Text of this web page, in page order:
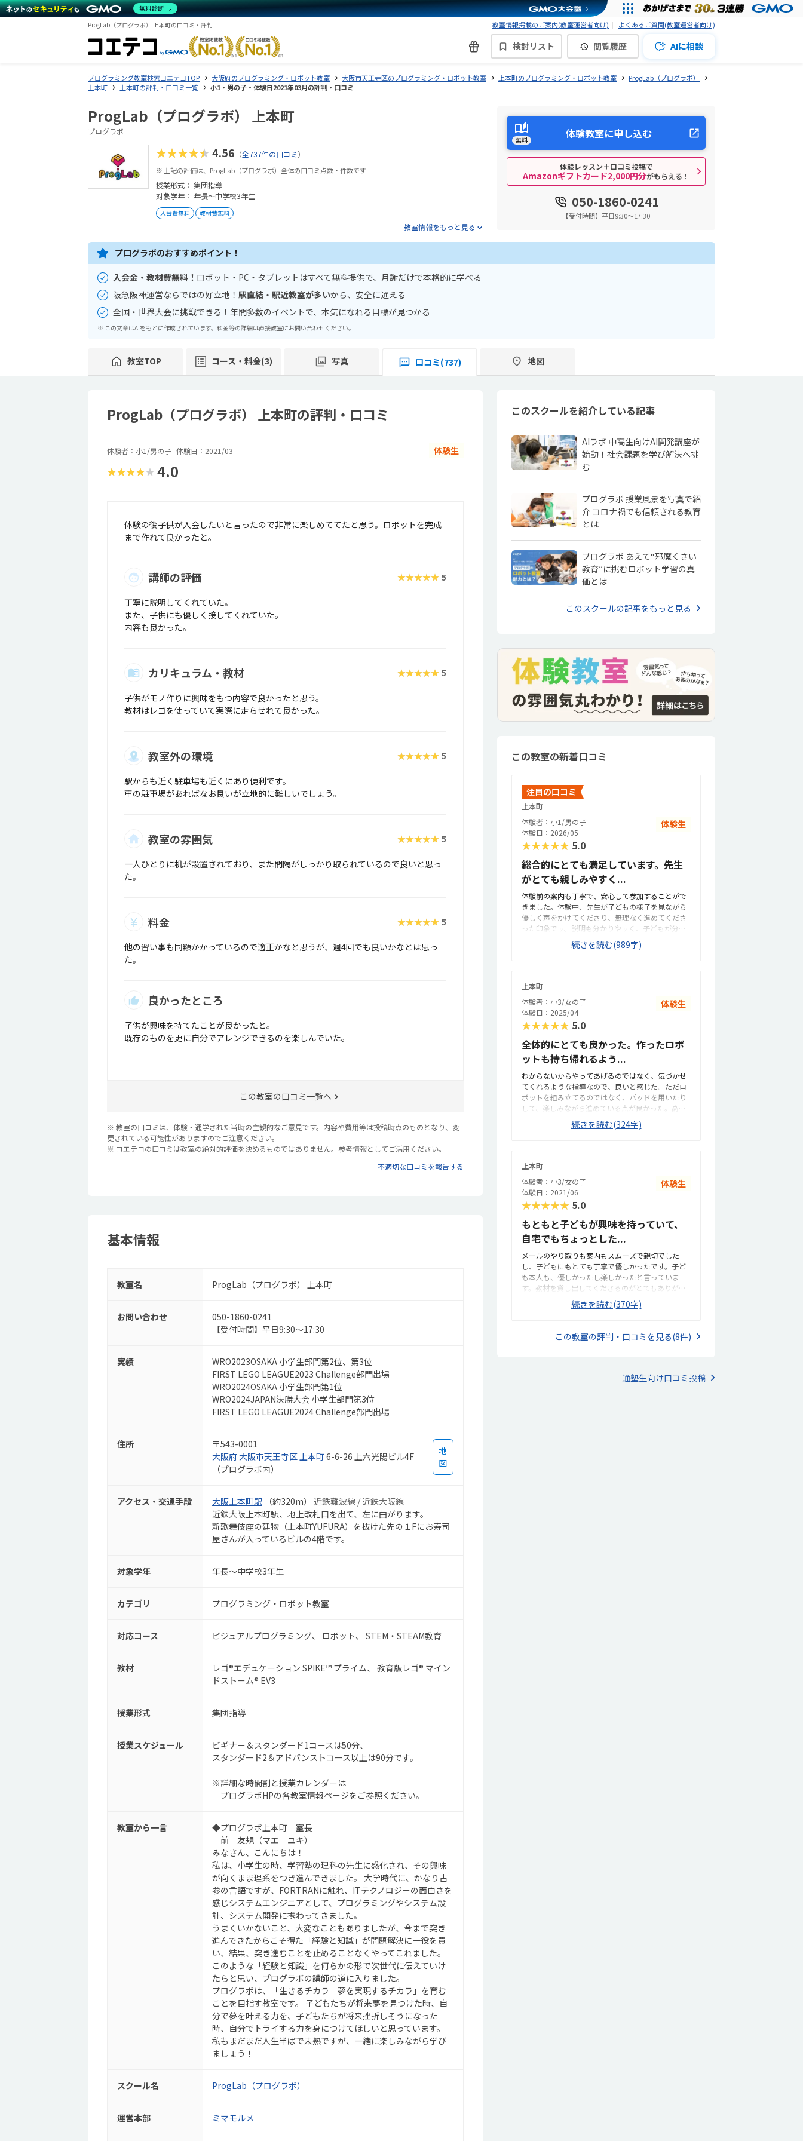
ProgLab（プログラボ） 上本町の口コミ・評判 教室情報掲載のご案内(教室運営者向け) よくあるご質問(教室運営者向け)
検討リスト 閲覧履歴 AIに相談
プログラミング教室検索コエテコTOP 大阪府のプログラミング・ロボット教室 大阪市天王寺区のプログラミング・ロボット教室 上本町のプログラミング・ロボット教室
ProgLab（プログラボ）
上本町
上本町の評判・口コミ一覧 小1・男の子・体験日2021年03月の評判・口コミ
ProgLab（プログラボ） 上本町
プログラボ
★★★★★4.56 （全737件の口コミ）
※ 上記の評価は、ProgLab（プログラボ）全体の口コミ点数・件数です
授業形式： 集団指導
対象学年： 年長～中学校3年生
入会費無料 教材費無料
教室情報をもっと見る
無料 体験教室に申し込む
体験レッスン＋口コミ投稿で
Amazonギフトカード2,000円分がもらえる！
050-1860-0241
【受付時間】平日9:30～17:30
プログラボのおすすめポイント！
入会金・教材費無料！ ロボット・PC・タブレットはすべて無料提供で、月謝だけで本格的に学べる
阪急阪神運営ならではの好立地！ 駅直結・駅近教室が多いから、安全に通える
全国・世界大会に挑戦できる！年間多数のイベントで、本気になれる目標が見つかる
※ この文章はAIをもとに作成されています。料金等の詳細は直接教室にお問い合わせください。
教室TOP コース・料金(3) 写真 口コミ(737) 地図
ProgLab（プログラボ） 上本町の評判・口コミ
体験者：小1/男の子 体験日：2021/03 体験生
★★★★★ 4.0
体験の後子供が入会したいと言ったので非常に楽しめててたと思う。ロボットを完成
まで作れて良かったと。
講師の評価 ★★★★★ 5
丁寧に説明してくれていた。
また、子供にも優しく接してくれていた。
内容も良かった。
カリキュラム・教材 ★★★★★ 5
子供がモノ作りに興味をもつ内容で良かったと思う。
教材はレゴを使っていて実際に走らせれて良かった。
教室外の環境 ★★★★★ 5
駅からも近く駐車場も近くにあり便利です。
車の駐車場があればなお良いが立地的に難しいでしょう。
教室の雰囲気 ★★★★★ 5
一人ひとりに机が設置されており、また間隔がしっかり取られているので良いと思っ
た。
料金 ★★★★★ 5
他の習い事も同額かかっているので適正かなと思うが、週4回でも良いかなとは思っ
た。
良かったところ
子供が興味を持てたことが良かったと。
既存のものを更に自分でアレンジできるのを楽しんでいた。
この教室の口コミ一覧へ
※ 教室の口コミは、体験・通学された当時の主観的なご意見です。内容や費用等は投稿時点のものとなり、変
更されている可能性がありますのでご注意ください。
※ コエテコの口コミは教室の絶対的評価を決めるものではありません。参考情報としてご活用ください。
不適切な口コミを報告する
基本情報
教室名 ProgLab（プログラボ） 上本町
お問い合わせ
050-1860-0241
【受付時間】平日9:30～17:30
実績
WRO2023OSAKA 小学生部門第2位、第3位
FIRST LEGO LEAGUE2023 Challenge部門出場
WRO2024OSAKA 小学生部門第1位
WRO2024JAPAN決勝大会 小学生部門第3位
FIRST LEGO LEAGUE2024 Challenge部門出場
住所
〒543-0001
大阪府大阪市天王寺区上本町 6-6-26 上六光陽ビル4F
（プログラボ内）
地
図
アクセス・交通手段 大阪上本町駅 （約320m） 近鉄難波線 / 近鉄大阪線
近鉄大阪上本町駅、地上改札口を出て、左に曲がります。
新歌舞伎座の建物（上本町YUFURA）を抜けた先の１Fにお寿司
屋さんが入っているビルの4階です。
対象学年 年長～中学校3年生
カテゴリ プログラミング・ロボット教室
対応コース ビジュアルプログラミング ロボット STEM・STEAM教育
教材 レゴ®エデュケーション SPIKE™ プライム
教育版レゴ® マイン
ドストーム® EV3
授業形式 集団指導
授業スケジュール
ビギナー＆スタンダード1コースは50分、
スタンダード2＆アドバンストコース以上は90分です。
※詳細な時間割と授業カレンダーは
プログラボHPの各教室情報ページをご参照ください。
教室から一言
◆プログラボ上本町 室長
前 友規（マエ ユキ）
みなさん、こんにちは！
私は、小学生の時、学習塾の理科の先生に感化され、その興味
が向くまま理系をつき進んできました。 大学時代に、かなり古
参の言語ですが、FORTRANに触れ、ITテクノロジーの面白さを
感じシステムエンジニアとして、プログラミングやシステム設
計、システム開発に携わってきました。
うまくいかないこと、大変なこともありましたが、今まで突き
進んできたからこそ得た「経験と知識」が問題解決に一役を買
い、結果、突き進むことを止めることなくやってこれました。
このような「経験と知識」を何らかの形で次世代に伝えていけ
たらと思い、プログラボの講師の道に入りました。
プログラボは、「生きるチカラ＝夢を実現するチカラ」を育む
ことを目指す教室です。 子どもたちが将来夢を見つけた時、自
分で夢を叶える力を、子どもたちが将来挫折しそうになった
時、自分でトライする力を身につけてほしいと思っています。
私もまだまだ人生半ばで未熟ですが、一緒に楽しみながら学び
ましょう！
スクール名 ProgLab（プログラボ）
運営本部 ミマモルメ
このスクールを紹介している記事
AIラボ 中高生向けAI開発講座が
始動！社会課題を学び解決へ挑
む
プログラボ 授業風景を写真で紹
介 コロナ禍でも信頼される教育
とは
プログラボ あえて“邪魔くさい
教育”に挑むロボット学習の真
価とは
このスクールの記事をもっと見る
この教室の新着口コミ
注目の口コミ
上本町
体験者：小1/男の子
体験日：2026/05
体験生
★★★★★ 5.0
総合的にとても満足しています。先生
がとても親しみやすく...
体験前の案内も丁寧で、安心して参加することがで
きました。体験中、先生が子どもの様子を見ながら
優しく声をかけてくださり、無理なく進めてくださ
った印象です。説明も分かりやすく、子どもが分か
らないところは一緒に考えながら教えてくださった
ので、楽しみながら取り組めていました。子どもの
ので、先生の関わり方が良かったのだと思います。
レゴを使った教材だったため、子どもが楽しみなが
ら自然に取り組めていたのが印象的でした。遊び感
覚だけではなく、考えて組み立てたり動きを試した
りする場面があり、プログラミング的な思考につな
ペースに合わせて進められていて、難しすぎず飽き
ずに参加できていました。実際に手を動かしながら
も得られそうだと感じました。子どもが「またやり
たい」と思える内容だった点も良かったです。自宅
から近く、通いやすい立地だと感じました。移動時
間の負担が少ないため、子どもも無理なく通えそう
です。周辺も利用しやすい環境で、継続して通うこ
とを考えると便利だと思いました。アクセス面でも
た。机や椅子などの設備も整っていて、落ち着いて
境で、初めての体験でも緊張しすぎず取り組めてい
た印象です。全体的に安心して子どもを通わせられ
る教室だと感じました。他の教室の料金は詳しく分
かりませんが、授業内容や月3回という回数を考える
と、納得できる料金設定だと感じました。子どもが
楽しみながら学べる内容で、実際に体験してみて価
格に対して満足感がありました。無理なく続けやす
い範囲の料金だと思います。レゴを使いながら楽し
く学べる教材がとても良かったです。先生も子ども
の様子を見ながら優しく声をかけてくださり、子ど
すぎず、考えながら手を動かせる内容だったので、
たことが、親として一番嬉しかったです。全体的に
続きを読む(989字)
上本町
体験者：小3/女の子
体験日：2025/04
体験生
★★★★★ 5.0
全体的にとても良かった。作ったロボ
ットも持ち帰れるよう...
わからないからやってあげるのではなく、気づかせ
てくれるような指導なので、良いと感じた。ただロ
ボットを組み立てるのではなく、パッドを用いたり
して、楽しみながら進めている点が良かった。高学
年になると1人でも通わせられる距離なので、立地も
良く感じた。場所がわかりやすい点も良いと思う。
回の科学教室に通っておりますが、料金は同じで
す。回数はこちらの方が多く、教材費入会金がかか
らないところが、気軽に始めやすくて良いと思う。
緊張しやすい娘ですが「楽しかった。やってみた
い。」と話しており、親としては嬉しかった。他も
る。
続きを読む(324字)
上本町
体験者：小3/女の子
体験日：2021/06
体験生
★★★★★ 5.0
もともと子どもが興味を持っていて、
自宅でもちょっとした...
メールのやり取りも案内もスムーズで親切でした
し、子どもにもとても丁寧で優しかったです。子ど
も本人も、優しかったし楽しかったと言っていま
す。教材を貸し出してくださるのがとてもありがた
いなと思いました。初心者の娘でも、楽しく学べそ
うだなと感じる内容でした。電車通学になると思う
す。子どもを待つのにも時間をつぶせるところがた
くさんあり良いです。とてもスッキリとした印象
せんが、設備にマイナスなイメージは全くありませ
ん。プログラミング教室をネットで調べてみた限り
続きを読む(370字)
この教室の評判・口コミを見る(8件)
通塾生向け口コミ投稿
無料診断